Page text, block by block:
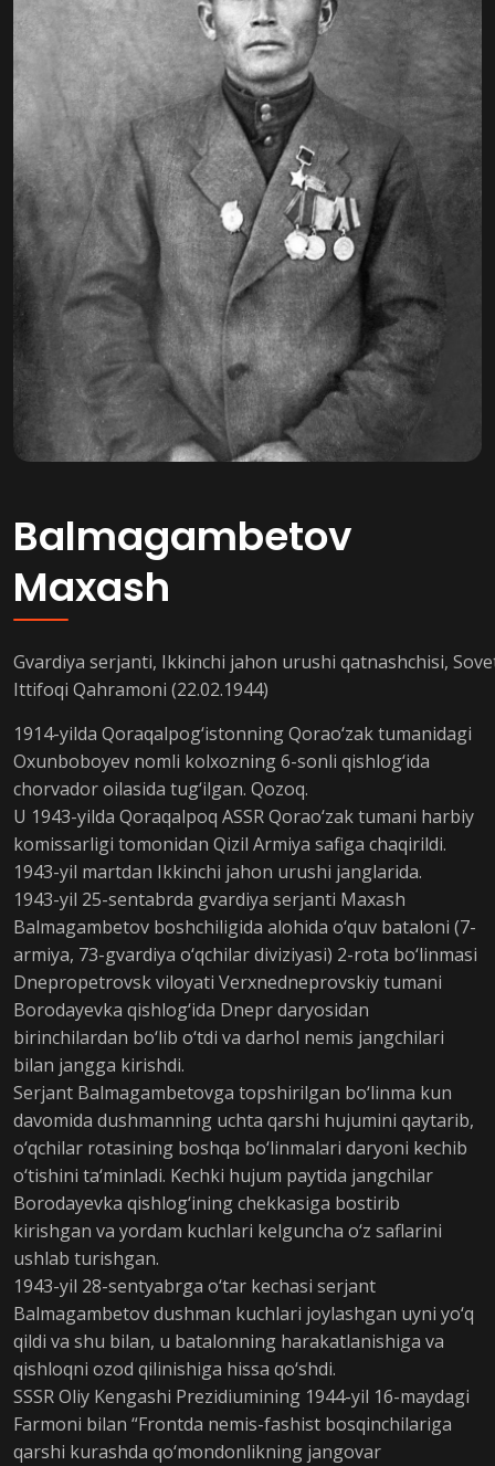
Balmagambetov
Maxash
Gvardiya serjanti, Ikkinchi jahon urushi qatnashchisi,
Ittifoqi Qahramoni (22.02.1944)
1914-yilda Qoraqalpog‘istonning Qorao‘zak tumanidagi
Oxunboboyev nomli kolxozning 6-sonli qishlog‘ida
chorvador oilasida tug‘ilgan. Qozoq.
U 1943-yilda Qoraqalpoq ASSR Qorao‘zak tumani harbiy
komissarligi tomonidan Qizil Armiya safiga chaqirildi.
1943-yil martdan Ikkinchi jahon urushi janglarida.
1943-yil 25-sentabrda gvardiya serjanti Maxash
Balmagambetov boshchiligida alohida o‘quv bataloni (7-
armiya, 73-gvardiya o‘qchilar diviziyasi) 2-rota bo‘linmasi
Dnepropetrovsk viloyati Verxnedneprovskiy tumani
Borodayevka qishlog‘ida Dnepr daryosidan
birinchilardan bo‘lib o‘tdi va darhol nemis jangchilari
bilan jangga kirishdi.
Serjant Balmagambetovga topshirilgan bo‘linma kun
davomida dushmanning uchta qarshi hujumini qaytarib,
o‘qchilar rotasining boshqa bo‘linmalari daryoni kechib
o‘tishini ta‘minladi. Kechki hujum paytida jangchilar
Borodayevka qishlog‘ining chekkasiga bostirib
kirishgan va yordam kuchlari kelguncha o‘z saflarini
ushlab turishgan.
1943-yil 28-sentyabrga o‘tar kechasi serjant
Balmagambetov dushman kuchlari joylashgan uyni yo‘q
qildi va shu bilan, u batalonning harakatlanishiga va
qishloqni ozod qilinishiga hissa qo‘shdi.
SSSR Oliy Kengashi Prezidiumining 1944-yil 16-maydagi
Farmoni bilan “Frontda nemis-fashist bosqinchilariga
qarshi kurashda qo‘mondonlikning jangovar